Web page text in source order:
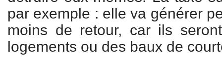
par exemple : elle va générer
moins de retour, car ils
logements ou des baux de